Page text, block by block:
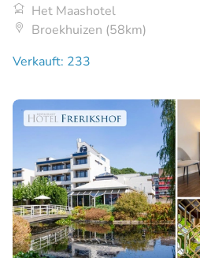
Het Maashotel
Broekhuizen (58km)
Verkauft: 233